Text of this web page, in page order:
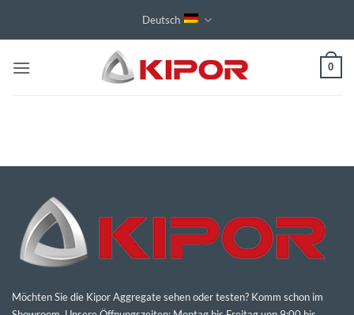
Deutsch
0
Möchten Sie die Kipor Aggregate sehen oder testen? Komm schon im